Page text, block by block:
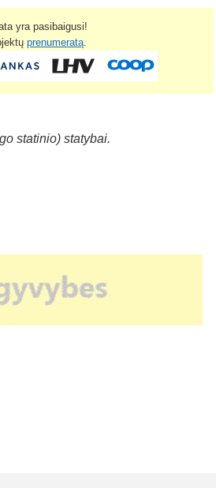
yra pasibaigusi!
prenumeratą
statinio) statybai.